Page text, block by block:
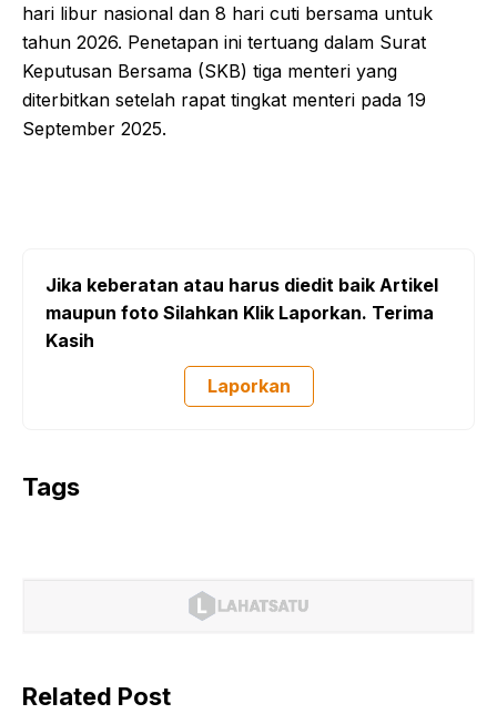
hari libur nasional dan 8 hari cuti bersama untuk
tahun 2026. Penetapan ini tertuang dalam Surat
Keputusan Bersama (SKB) tiga menteri yang
diterbitkan setelah rapat tingkat menteri pada 19
September 2025.
Jika keberatan atau harus diedit baik Artikel
maupun foto Silahkan Klik Laporkan. Terima
Kasih
Laporkan
Tags
Related Post